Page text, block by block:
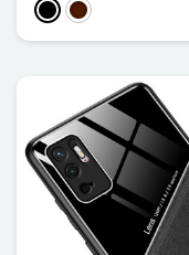
ZwartDonkerbruin